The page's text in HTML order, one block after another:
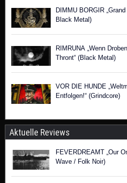
DIMMU BORGIR
Black Metal)
RIMRUNA „Wenn
Thront“ (Black Metal)
VOR DIE HUNDE
Entfolgen!“ (Grindcore)
Aktuelle Reviews
FEVERDREAMT „Our
Wave / Folk Noir)